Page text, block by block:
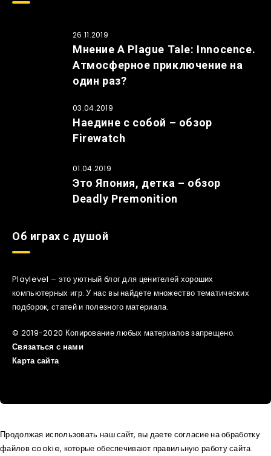
26.11.2019
Мнение A Plague Tale: Innocence.
Атмосферное приключение на
один раз?
03.04.2019
Наедине с собой – обзор
Firewatch
01.04.2019
Это Япония, детка – обзор
Deadly Premonition
Об играх с душой
Playlevel – это уютный блог для ценителей хороших
компьютерных игр. У нас вы найдете множество тематических
подборок, статей и полезного материала.
© 2019-2020 Копирование любых материалов запрещено.
Связаться с нами
Карта сайта
Продолжая использовать наш сайт, вы даете согласие на обработку
файлов cookie, которые обеспечивают правильную работу сайта.